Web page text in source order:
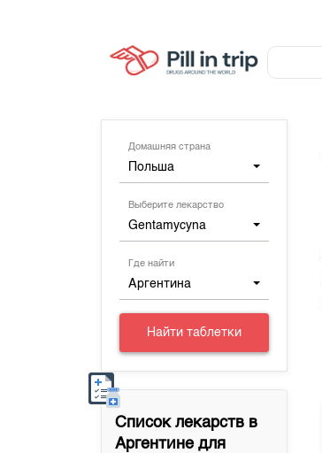
Домашняя страна
Польша
Выберите лекарство
Gentamycyna
Где найти
Аргентина
Найти таблетки
Список лекарств в
Аргентине для